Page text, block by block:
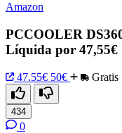
Amazon
PCCOOLER
Líquida por 47,55€
47.55€ 50€ Gratis
434
0